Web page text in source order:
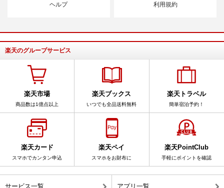
ヘルプ 利用規約
楽天のグループサービス
楽天市場
商品数は1億点以上
楽天ブックス
いつでも全品送料無料
楽天トラベル
簡単宿泊予約！
楽天カード
スマホでカンタン申込
楽天ペイ
スマホをお財布に
楽天PointClub
手軽にポイントを確認
サービス一覧 アプリ一覧